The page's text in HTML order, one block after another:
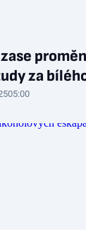
za
05:00